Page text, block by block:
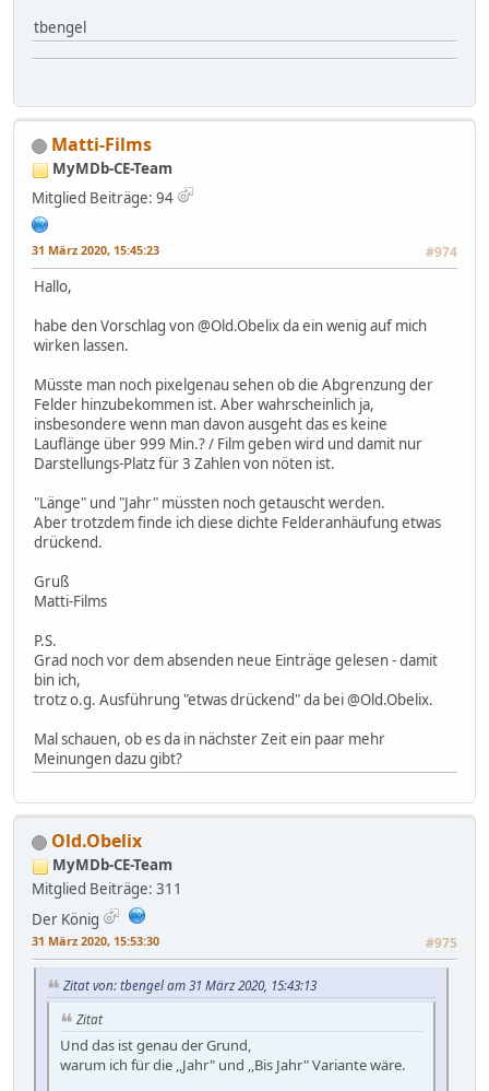
tbengel
Matti-Films
MyMDb-CE-Team
Mitglied Beiträge: 94
31 März 2020, 15:45:23 #974
Hallo,
habe den Vorschlag von @Old.Obelix da ein wenig auf mich
wirken lassen.
Müsste man noch pixelgenau sehen ob die Abgrenzung der
Felder hinzubekommen ist. Aber wahrscheinlich ja,
insbesondere wenn man davon ausgeht das es keine
Lauflänge über 999 Min.? / Film geben wird und damit nur
Darstellungs-Platz für 3 Zahlen von nöten ist.
"Länge" und "Jahr" müssten noch getauscht werden.
Aber trotzdem finde ich diese dichte Felderanhäufung etwas
drückend.
Gruß
Matti-Films
P.S.
Grad noch vor dem absenden neue Einträge gelesen - damit
bin ich,
trotz o.g. Ausführung "etwas drückend" da bei @Old.Obelix.
Mal schauen, ob es da in nächster Zeit ein paar mehr
Meinungen dazu gibt?
Old.Obelix
MyMDb-CE-Team
Mitglied Beiträge: 311
Der König
31 März 2020, 15:53:30 #975
Zitat von: tbengel am 31 März 2020, 15:43:13
Zitat
Und das ist genau der Grund,
warum ich für die ,,Jahr" und ,,Bis Jahr" Variante wäre.